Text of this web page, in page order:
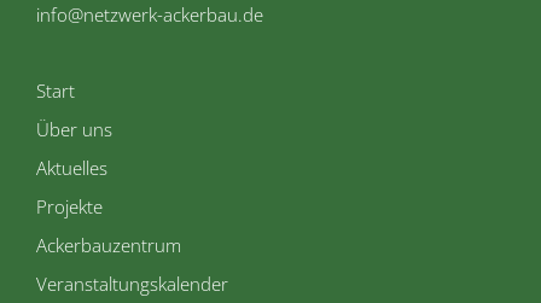
info@netzwerk-ackerbau.de
Start
Über uns
Aktuelles
Projekte
Ackerbauzentrum
Veranstaltungskalender